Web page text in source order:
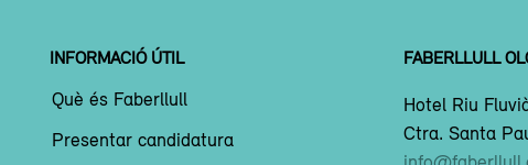
INFORMACIÓ ÚTIL
Què és Faberllull
Presentar candidatura
FABERLLULL
Hotel Riu
Ctra. Santa